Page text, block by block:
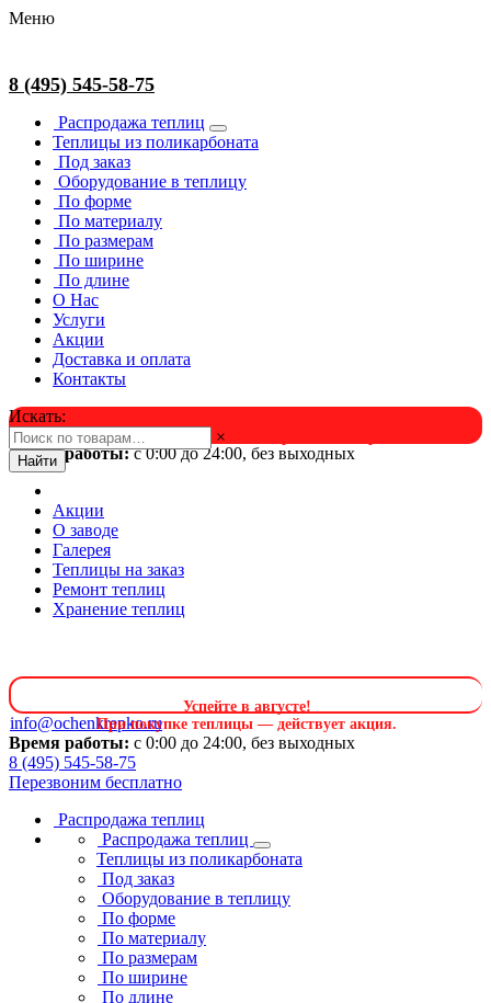
Меню
8 (495) 545-58-75
Распродажа теплиц
Теплицы из поликарбоната
Под заказ
Оборудование в теплицу
По форме
По материалу
По размерам
По ширине
По длине
О Нас
Услуги
Акции
Доставка и оплата
Контакты
Искать:
×
Найти
Успейте в августе! Скидка и подарок на выбор. Звоните!
Время работы:с 0:00 до 24:00, без выходных
Акции
О заводе
Галерея
Теплицы на заказ
Ремонт теплиц
Хранение теплиц
Успейте в августе!
При покупке теплицы — действует акция.
info@ochenkrepko.ru
Время работы: с 0:00 до 24:00, без выходных
8 (495) 545-58-75
Перезвоним бесплатно
Распродажа теплиц
Распродажа теплиц
Теплицы из поликарбоната
Под заказ
Оборудование в теплицу
По форме
По материалу
По размерам
По ширине
По длине